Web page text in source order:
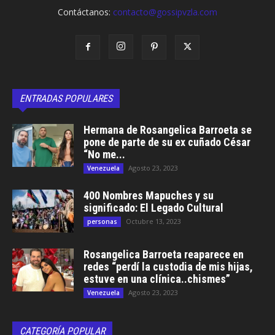
Contáctanos: contacto@gossipvzla.com
ENTRADAS POPULARES
Hermana de Rosangelica Barroeta se
pone de parte de su ex cuñado César
“No me...
Venezuela Agosto 23, 2023
400 Nombres Mapuches y su
significado: El Legado Cultural
personas Octubre 13, 2023
Rosangelica Barroeta reaparece en
redes “perdí la custodia de mis hijas,
estuve en una clínica..chismes”
Venezuela Agosto 23, 2023
CATEGORÍA POPULAR